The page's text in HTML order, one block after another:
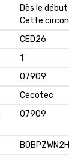
‎Dès le
Cette
‎CED26
‎1
‎07909
‎Cecotec
‎07909